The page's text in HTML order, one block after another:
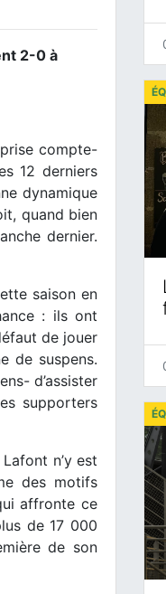
2-0 à
compte-
12 derniers
dynamique
quand bien
dernier.
saison en
: ils ont
de jouer
de suspens.
d’assister
supporters
n’y est
des motifs
affronte ce
de 17 000
de son